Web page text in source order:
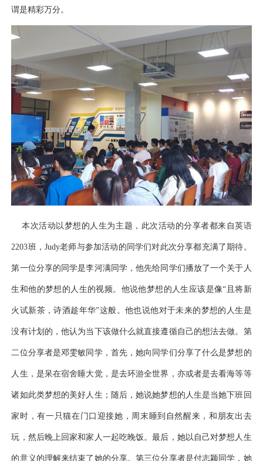
谓是精彩万分。
本次活动以梦想的人生为主题，此次活动的分享者都来自英语
2203班，Judy老师与参加活动的同学们对此次分享都充满了期待。
第一位分享的同学是李河满同学，他先给同学们播放了一个关于人
生和他的梦想的人生的视频。他说他梦想的人生应该是像“且将新
火试新茶，诗酒趁年华”这般。他也说他对于未来的梦想的人生是
没有计划的，他认为当下该做什么就直接遵循自己的想法去做。第
二位分享者是邓雯敏同学，首先，她向同学们分享了什么是梦想的
人生，是呆在宿舍睡大觉，是去环游全世界，亦或者是去看海等等
诸如此类梦想的美好人生；随后，她说她梦想的人生是当她下班回
家时，有一只猫在门口迎接她，周末睡到自然醒来，和朋友出去
玩，然后晚上回家和家人一起吃晚饭。最后，她以自己对梦想人生
的意义的理解来结束了她的分享。第三位分享者是付志颖同学，她